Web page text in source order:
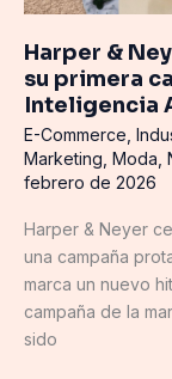
Harper &
su primera
Inteligencia
E-Commerce
Marketing Moda
febrero de 2026
Harper & Neyer
una campaña
marca un nuevo
campaña de la
sido
con
Inteligencia
Artificial